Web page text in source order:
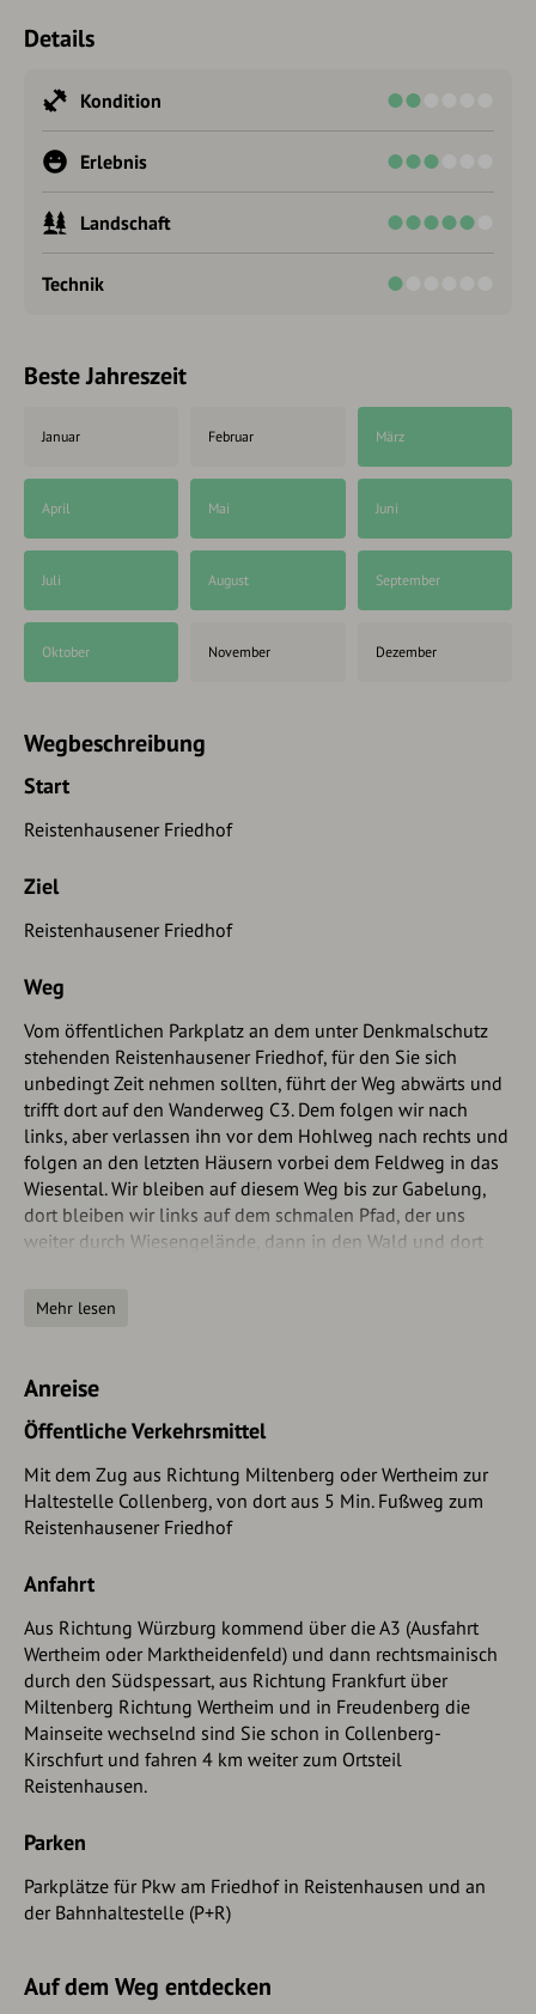
Details
Kondition
Erlebnis
Landschaft
Technik
Beste Jahreszeit
Januar Februar März
April Mai Juni
Juli August September
Oktober November Dezember
Wegbeschreibung
Start
Reistenhausener Friedhof
Ziel
Reistenhausener Friedhof
Weg
Vom öffentlichen Parkplatz an dem unter Denkmalschutz
stehenden Reistenhausener Friedhof, für den Sie sich
unbedingt Zeit nehmen sollten, führt der Weg abwärts und
trifft dort auf den Wanderweg C3. Dem folgen wir nach
links, aber verlassen ihn vor dem Hohlweg nach rechts und
folgen an den letzten Häusern vorbei dem Feldweg in das
Wiesental. Wir bleiben auf diesem Weg bis zur Gabelung,
dort bleiben wir links auf dem schmalen Pfad, der uns
weiter durch Wiesengelände, dann in den Wald und dort
kommen wieder auf offenes Wiesengelände mit dem
Weg eben weiter bis zur Kuppe am „Weißen Bild“ einem
Marienbildstock. Alternativ können wir von dort die Tour
abkürzen und auf dem asphaltierten Weg (C3) geradeaus
erreichen. Die Tour aber führt nach rechts auf dem C3 weiter,
vorbei am ehemaligen Judenfriedhof. Nach kurzer Zeit führt
sie uns links hoch in einen Wiesenweg vorbei und führt uns
den C3, biegen am querenden Weg links nach unten,
links bergab. Wir kommen am eingezäunten
Grüngutsammelplatz vorbei und am Waldrand gehen wir
auf dem rechts abgehenden Wiesenweg mit einem weiten
Blick auf Collenberg und ins Maintal bergauf weiter bis zur
Einmündung des vom Ort heraufkommenden
Wanderweges E8 bzw. „Marienweg“. Hier können wir
alternativ über den Wanderweg E8 zum Ortsteil Kirschfurt
Ort, und nach einer kurzen Rast an der rechts liegenden
Marienkapelle mit einem schönen Blick ins Maintal
erreichen wir die ersten Häuser und an der Kirche vorbei
und über die Bildstraße mit den Häusern der Steinbarone
Mehr lesen
Anreise
Öffentliche Verkehrsmittel
Mit dem Zug aus Richtung Miltenberg oder Wertheim zur
Haltestelle Collenberg, von dort aus 5 Min. Fußweg zum
Reistenhausener Friedhof
Anfahrt
Aus Richtung Würzburg kommend über die A3 (Ausfahrt
Wertheim oder Marktheidenfeld) und dann rechtsmainisch
durch den Südspessart, aus Richtung Frankfurt über
Miltenberg Richtung Wertheim und in Freudenberg die
Mainseite wechselnd sind Sie schon in Collenberg-
Kirschfurt und fahren 4 km weiter zum Ortsteil
Reistenhausen.
Parken
Parkplätze für Pkw am Friedhof in Reistenhausen und an
der Bahnhaltestelle (P+R)
Auf dem Weg entdecken